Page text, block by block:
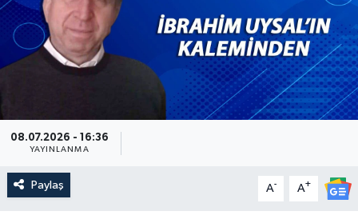
08.07.2026 - 16:36
YAYINLANMA
Paylaş A- A+
Güncel
Kültür & Sanat
Resmi İlan
Sağlık & Yaşam